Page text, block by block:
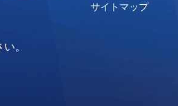
。
サイトマップ